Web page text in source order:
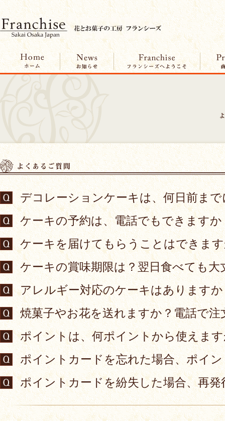
デコレーションケーキは、何日前ま
ケーキの予約は、電話でもできますか
ケーキを届けてもらうことはできま
ケーキの賞味期限は？翌日食べても大
アレルギー対応のケーキはあります
焼菓子やお花を送れますか？電話で
ポイントは、何ポイントから使えま
ポイントカードを忘れた場合、ポイ
ポイントカードを紛失した場合、再